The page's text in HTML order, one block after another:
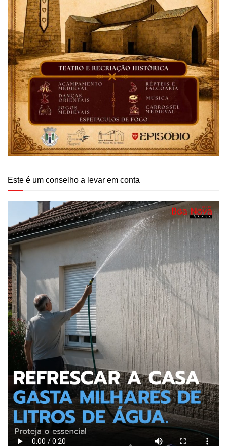
Este é um conselho a levar em conta